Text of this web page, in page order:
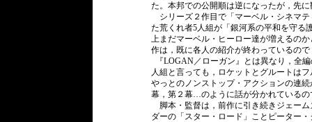
た。本邦での公開順は逆になったが，先
シリーズ２作目で「マーベル・シネマ
た荒くれ者5人組が「銀河系の平和を守る
上まだマーベル・ヒーロー達が増えるの
作は，既に各人の紹介が終わっているの
『LOGAN／ローガン』とは異なり，全
人組と言っても，ロケットとグルートは
やっとのノンストップ・アクションの連
幕，第２幕…のように話が分かれている
脚本・監督は，前作に引き続きジェー
ダーの「スター・ロード」ことピーター